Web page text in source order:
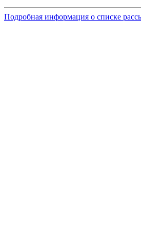
Подробная информация о списке